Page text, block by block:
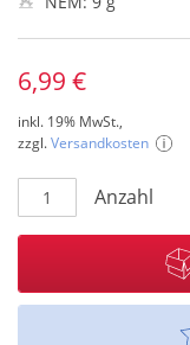
6,99 €
inkl. 19% MwSt.,
zzgl.Versandkosten
Anzahl